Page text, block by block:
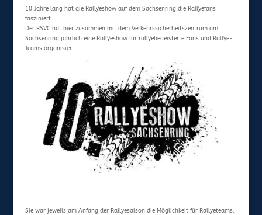
10 Jahre lang hat die Rallyeshow auf dem Sachsenring die Rallyefans
fasziniert.
Der RSVC hat hier zusammen mit dem Verkehrssicherheitszentrum am
Sachsenring jährlich eine Rallyeshow für rallyebegeisterte Fans und Rallye-
Teams organisiert.
Sie war jeweils am Anfang der Rallyesaison die Möglichkeit für Rallyeteams,